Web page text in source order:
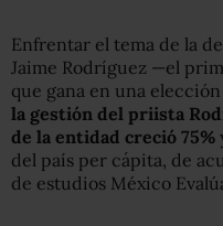
Enfrentar el tema de la
Jaime Rodríguez —el
que gana en una
la gestión del priista
de la entidad creció 75%
del país per cápita, de
de estudios México